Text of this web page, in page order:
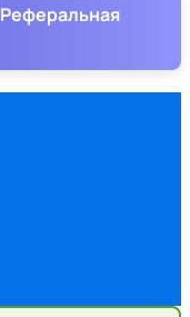
Реферальная